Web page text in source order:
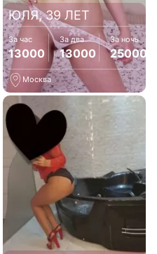
ЮЛЯ, 39 ЛЕТ
За час
13000
За два
13000
За ночь
25000
Москва